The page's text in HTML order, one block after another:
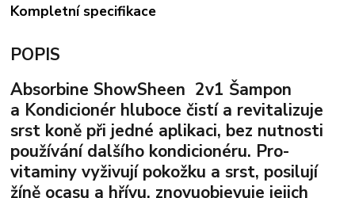
Kompletní specifikace
POPIS
Absorbine ShowSheen 2v1 Šampon
a Kondicionér hluboce čistí a revitalizuje
srst koně při jedné aplikaci, bez nutnosti
používání dalšího kondicionéru. Pro-
vitaminy vyživují pokožku a srst, posilují
žíně ocasu a hřívu, znovuobjevuje jejich